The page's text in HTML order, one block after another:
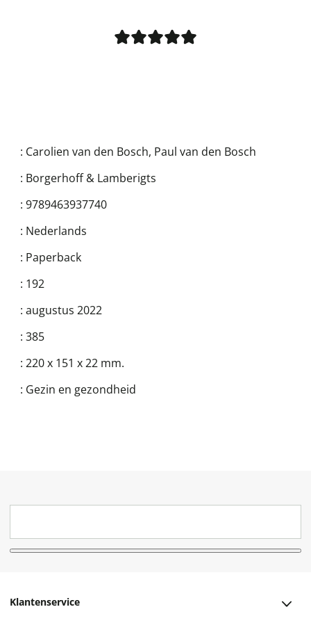
: Carolien van den Bosch, Paul van den Bosch
: Borgerhoff & Lamberigts
: 9789463937740
: Nederlands
: Paperback
: 192
: augustus 2022
: 385
: 220 x 151 x 22 mm.
: Gezin en gezondheid
Klantenservice